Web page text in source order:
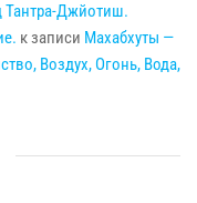
Тантра-Джйотиш.
к записи Махабхуты —
Воздух, Огонь, Вода,